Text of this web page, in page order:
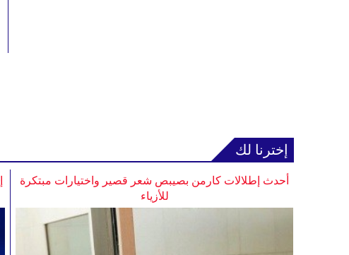
إخترنا لك
أحدث إطلالات كارمن بصيبص شعر قصير واختيارات مبتكرة
للأزياء